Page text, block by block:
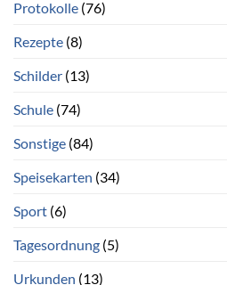
Protokolle (76)
Rezepte (8)
Schilder (13)
Schule (74)
Sonstige (84)
Speisekarten (34)
Sport (6)
Tagesordnung (5)
Urkunden (13)